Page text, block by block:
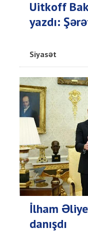
Uitkoff
yazdı:
Siyasət
İlham
danışdı